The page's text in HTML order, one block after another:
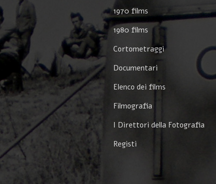
1970 films
1980 films
Cortometraggi
Documentari
Elenco dei films
Filmografia
I Direttori della Fotografia
Registi